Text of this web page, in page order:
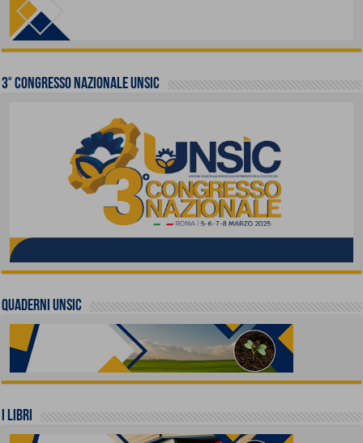
3° Congresso Nazionale UNSIC
QUADERNI UNSIC
I LIBRI